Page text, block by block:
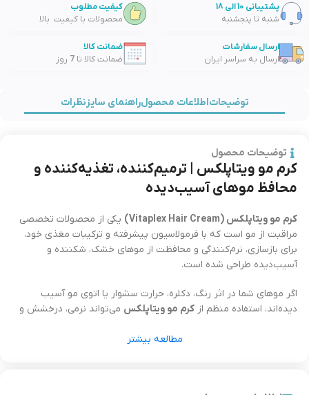
پشتیبانی 10 الی 18
شنبه تا پنجشنبه
کیفیت مطلوب
محصولات با کیفیت بالا
ارسال سفارشات
ارسال به سراسر ایران
ضمانت کالا
ضمانت کالا تا 7 روز
توضیحاتاطلاعات محصولراهنمای سایزنظرات
توضیحات محصول
کرم مو ویتاپلکس | ترمیم‌کننده، تغذیه‌کننده و
محافظ موهای آسیب‌دیده
کرم مو ویتاپلکس (Vitaplex Hair Cream)
یکی از محصولات تخصصی
مراقبت از مو است که با فرمولاسیون پیشرفته و ترکیبات مغذی خود،
برای بازسازی، نرم‌کنندگی و محافظت از موهای خشک، شکننده و
آسیب‌دیده طراحی شده است.
اگر موهای شما در اثر رنگ، دکلره، حرارت سشوار یا اتوی مو آسیب
دیده‌اند، استفاده منظم از کرم مو ویتاپلکس می‌تواند نرمی، درخشش و
مطالعه بیشتر